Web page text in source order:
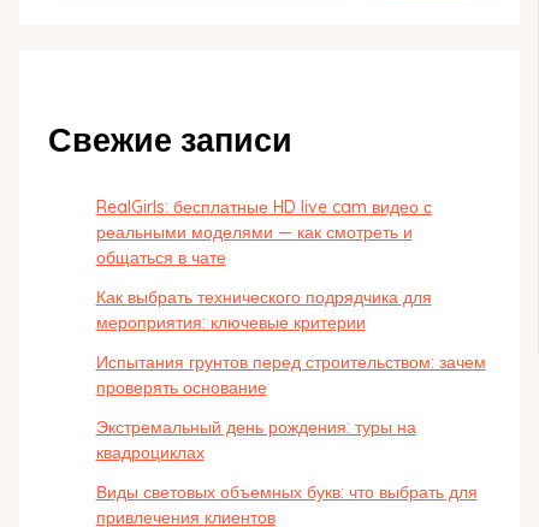
Свежие записи
RealGirls: бесплатные HD live cam видео с
реальными моделями — как смотреть и
общаться в чате
Как выбрать технического подрядчика для
мероприятия: ключевые критерии
Испытания грунтов перед строительством: зачем
проверять основание
Экстремальный день рождения: туры на
квадроциклах
Виды световых объемных букв: что выбрать для
привлечения клиентов